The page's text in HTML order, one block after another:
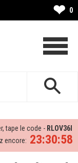
❤ 0
tape le code - RLOV36I
23:30:56
encore: